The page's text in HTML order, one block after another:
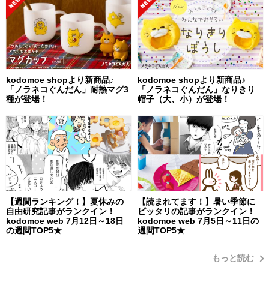
kodomoe shopより新商品♪
「ノラネコぐんだん」耐熱マグ3
種が登場！
kodomoe shopより新商品♪
「ノラネコぐんだん」なりきり
帽子（大、小）が登場！
【週間ランキング！】夏休みの
自由研究記事がランクイン！
kodomoe web 7月12日～18日
の週間TOP5★
【読まれてます！】暑い季節に
ピッタリの記事がランクイン！
kodomoe web 7月5日～11日の
週間TOP5★
もっと読む